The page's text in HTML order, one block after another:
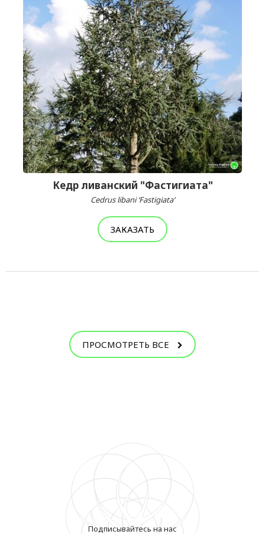
Кедр ливанский "Фастигиата"
Cedrus libani ‘Fastigiata’
ЗАКАЗАТЬ
ПРОСМОТРЕТЬ ВСЕ
Подписывайтесь на нас